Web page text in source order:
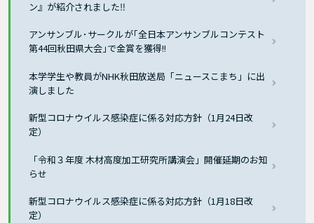
ン』が紹介されました‼
アンサンブル･サークルが｢全日本アンサンブルコンテスト
第44回秋田県大会｣で金賞を獲得!!
本学学生や教員がNHK秋田放送局「ニュースこまち」に出
演しました
新型コロナウイルス感染症に係る対応方針（1月24日改
定）
「令和３年度 木材高度加工研究所講演会」開催延期のお知
らせ
新型コロナウイルス感染症に係る対応方針（1月18日改
定）